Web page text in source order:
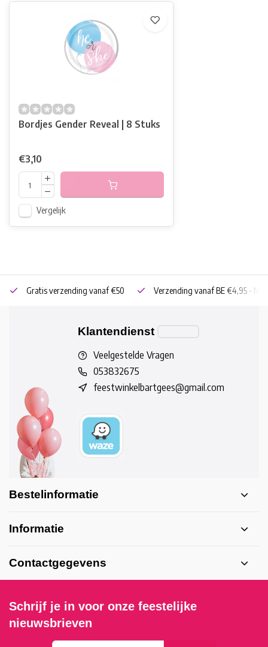
Bordjes Gender Reveal | 8 Stuks
€3,10
Vergelijk
Gratis verzending vanaf €50 Verzending vanaf BE €4,95 - NL
Klantendienst
Veelgestelde Vragen
053832675
feestwinkelbartgees@gmail.com
Bestelinformatie
Informatie
Contactgegevens
Schrijf je in voor onze feestelijke
nieuwsbrieven